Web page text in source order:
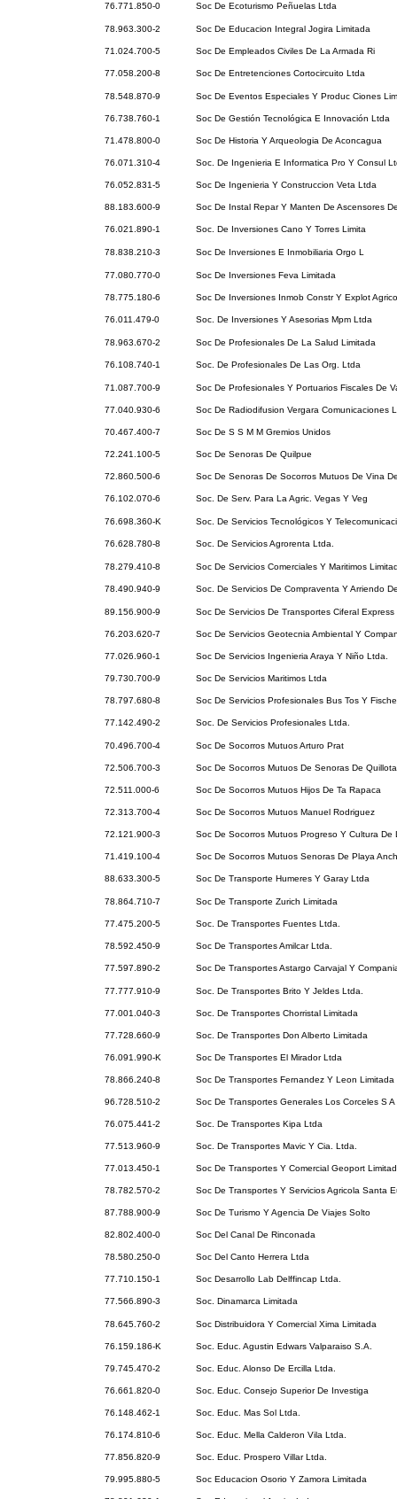
76.771.850-0 Soc De Ecoturismo Peñuelas Ltda
78.963.300-2 Soc De Educacion Integral Jogira Limitada
71.024.700-5 Soc De Empleados Civiles De La Armada Ri
77.058.200-8 Soc De Entretenciones Cortocircuito Ltda
78.548.870-9 Soc De Eventos Especiales Y Produc Ciones
76.738.760-1 Soc De Gestión Tecnológica E Innovación Ltda
71.478.800-0 Soc De Historia Y Arqueologia De Aconcagua
76.071.310-4 Soc. De Ingenieria E Informatica Pro Y Consul
76.052.831-5 Soc De Ingenieria Y Construccion Veta Ltda
88.183.600-9 Soc De Instal Repar Y Manten De Ascensores
76.021.890-1 Soc. De Inversiones Cano Y Torres Limita
78.838.210-3 Soc De Inversiones E Inmobiliaria Orgo L
77.080.770-0 Soc De Inversiones Feva Limitada
78.775.180-6 Soc De Inversiones Inmob Constr Y Explot
76.011.479-0 Soc. De Inversiones Y Asesorias Mpm Ltda
78.963.670-2 Soc De Profesionales De La Salud Limitada
76.108.740-1 Soc. De Profesionales De Las Org. Ltda
71.087.700-9 Soc De Profesionales Y Portuarios Fiscales De
77.040.930-6 Soc De Radiodifusion Vergara Comunicaciones
70.467.400-7 Soc De S S M M Gremios Unidos
72.241.100-5 Soc De Senoras De Quilpue
72.860.500-6 Soc De Senoras De Socorros Mutuos De Vina
76.102.070-6 Soc. De Serv. Para La Agric. Vegas Y Veg
76.698.360-K Soc. De Servicios Tecnológicos Y
76.628.780-8 Soc. De Servicios Agrorenta Ltda.
78.279.410-8 Soc De Servicios Comerciales Y Maritimos
78.490.940-9 Soc. De Servicios De Compraventa Y Arriendo
89.156.900-9 Soc De Servicios De Transportes Ciferal Express
76.203.620-7 Soc De Servicios Geotecnia Ambiental Y
77.026.960-1 Soc De Servicios Ingenieria Araya Y Niño Ltda.
79.730.700-9 Soc De Servicios Maritimos Ltda
78.797.680-8 Soc De Servicios Profesionales Bus Tos Y
77.142.490-2 Soc. De Servicios Profesionales Ltda.
70.496.700-4 Soc De Socorros Mutuos Arturo Prat
72.506.700-3 Soc De Socorros Mutuos De Senoras De Quillota
72.511.000-6 Soc De Socorros Mutuos Hijos De Ta Rapaca
72.313.700-4 Soc De Socorros Mutuos Manuel Rodriguez
72.121.900-3 Soc De Socorros Mutuos Progreso Y Cultura De
71.419.100-4 Soc De Socorros Mutuos Senoras De Playa
88.633.300-5 Soc De Transporte Humeres Y Garay Ltda
78.864.710-7 Soc De Transporte Zurich Limitada
77.475.200-5 Soc. De Transportes Fuentes Ltda.
78.592.450-9 Soc De Transportes Amilcar Ltda.
77.597.890-2 Soc De Transportes Astargo Carvajal Y
77.777.910-9 Soc. De Transportes Brito Y Jeldes Ltda.
77.001.040-3 Soc. De Transportes Chorristal Limitada
77.728.660-9 Soc. De Transportes Don Alberto Limitada
76.091.990-K Soc De Transportes El Mirador Ltda
78.866.240-8 Soc De Transportes Fernandez Y Leon Limitada
96.728.510-2 Soc De Transportes Generales Los Corceles S A
76.075.441-2 Soc. De Transportes Kipa Ltda
77.513.960-9 Soc. De Transportes Mavic Y Cia. Ltda.
77.013.450-1 Soc De Transportes Y Comercial Geoport
78.782.570-2 Soc De Transportes Y Servicios Agricola Santa
87.788.900-9 Soc De Turismo Y Agencia De Viajes Solto
82.802.400-0 Soc Del Canal De Rinconada
78.580.250-0 Soc Del Canto Herrera Ltda
77.710.150-1 Soc Desarrollo Lab Delffincap Ltda.
77.566.890-3 Soc. Dinamarca Limitada
78.645.760-2 Soc Distribuidora Y Comercial Xima Limitada
76.159.186-K Soc. Educ. Agustin Edwars Valparaiso S.A.
79.745.470-2 Soc. Educ. Alonso De Ercilla Ltda.
76.661.820-0 Soc. Educ. Consejo Superior De Investiga
76.148.462-1 Soc. Educ. Mas Sol Ltda.
76.174.810-6 Soc. Educ. Mella Calderon Vila Ltda.
77.856.820-9 Soc. Educ. Prospero Villar Ltda.
79.995.880-5 Soc Educacion Osorio Y Zamora Limitada